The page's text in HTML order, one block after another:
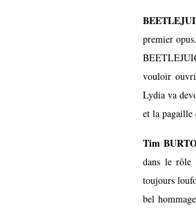
premier
vouloir
Lydia va
et la pagaille
Tim
dans le rôle
toujours
bel